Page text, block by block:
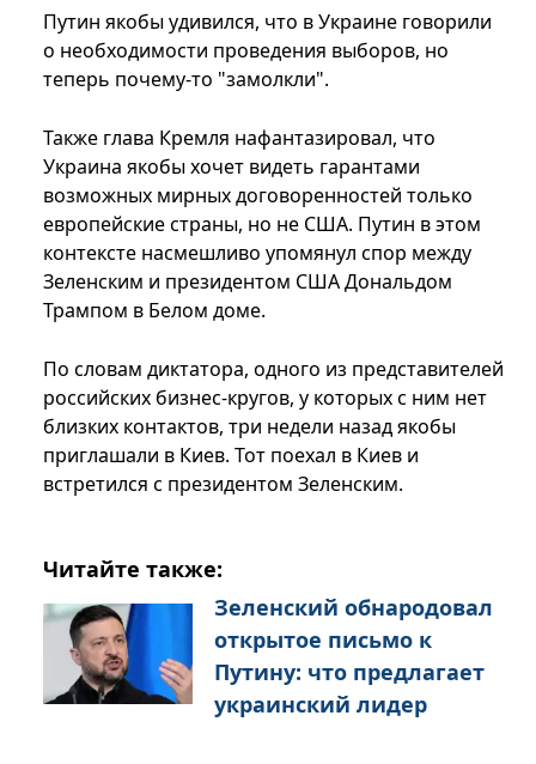
Путин якобы удивился, что в Украине говорили
о необходимости проведения выборов, но
теперь почему-то "замолкли".
Также глава Кремля нафантазировал, что
Украина якобы хочет видеть гарантами
возможных мирных договоренностей только
европейские страны, но не США. Путин в этом
контексте насмешливо упомянул спор между
Зеленским и президентом США Дональдом
Трампом в Белом доме.
По словам диктатора, одного из представителей
российских бизнес-кругов, у которых с ним нет
близких контактов, три недели назад якобы
приглашали в Киев. Тот поехал в Киев и
встретился с президентом Зеленским.
Читайте также:
Зеленский обнародовал
открытое письмо к
Путину: что предлагает
украинский лидер